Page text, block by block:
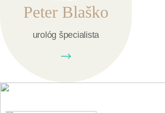
Peter Blaško
urológ špecialista